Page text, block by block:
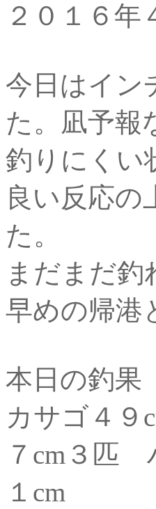
２０１６
今日はイン
た。凪予報
釣りにくい
良い反応の
た。
まだまだ
早めの帰港
本日の釣
カサゴ４９
７cm３匹
１cm